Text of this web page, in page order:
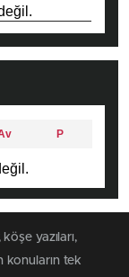
P
yazıları,
konuların tek